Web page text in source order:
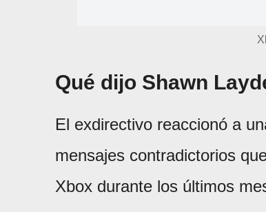
Qué dijo Shawn
El exdirectivo reaccionó a
mensajes contradictorios
Xbox durante los últimos